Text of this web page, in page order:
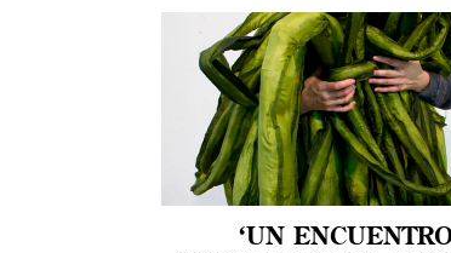
‘UN